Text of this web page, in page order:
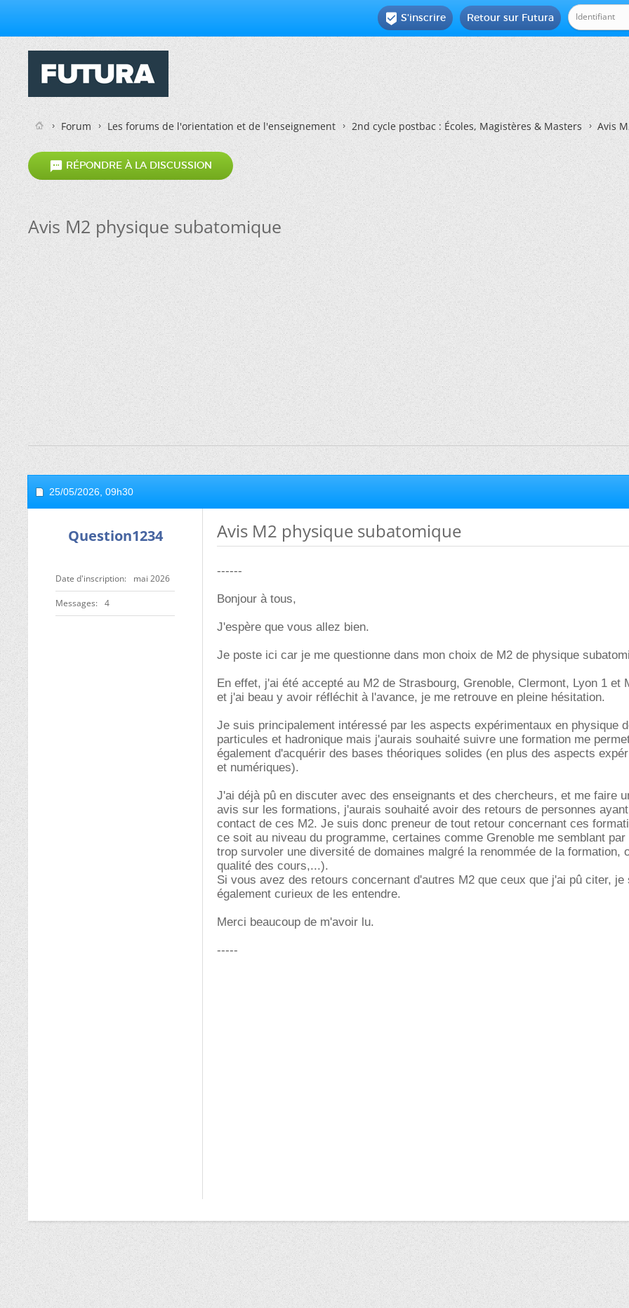
Retour sur Futura
 S'inscrire
Forum Les forums de l'orientation et de l'enseignement 2nd cycle postbac : Écoles, Magistères & Masters Avis
 RÉPONDRE À LA DISCUSSION
Avis M2 physique subatomique
25/05/2026, 09h30
Question1234
Date d'inscription mai 2026
Messages 4
Avis M2 physique subatomique
------
Bonjour à tous,
J'espère que vous allez bien.
Je poste ici car je me questionne dans mon choix de M2 de physique
En effet, j'ai été accepté au M2 de Strasbourg, Grenoble, Clermont, Lyon 1 et
et j'ai beau y avoir réfléchit à l'avance, je me retrouve en pleine hésitation.
Je suis principalement intéressé par les aspects expérimentaux en physique
particules et hadronique mais j'aurais souhaité suivre une formation me
également d'acquérir des bases théoriques solides (en plus des aspects
et numériques).
J'ai déjà pû en discuter avec des enseignants et des chercheurs, et me faire
avis sur les formations, j'aurais souhaité avoir des retours de personnes
contact de ces M2. Je suis donc preneur de tout retour concernant ces
ce soit au niveau du programme, certaines comme Grenoble me semblant par
trop survoler une diversité de domaines malgré la renommée de la formation,
qualité des cours,...).
Si vous avez des retours concernant d'autres M2 que ceux que j'ai pû citer, je
également curieux de les entendre.
Merci beaucoup de m'avoir lu.
-----